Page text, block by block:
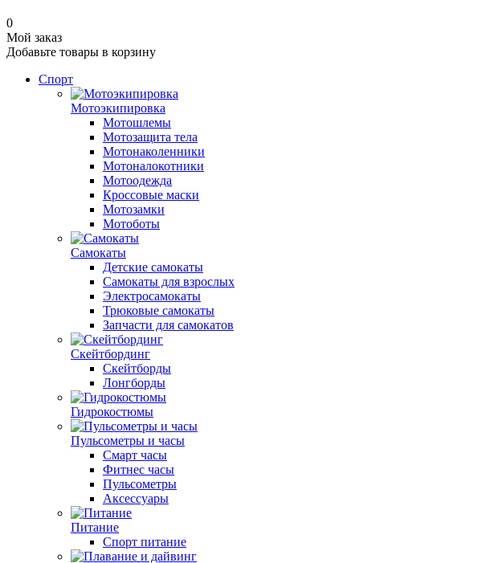
0
Мой заказ
Добавьте товары в корзину
Спорт
Мотоэкипировка
Мотошлемы
Мотозащита тела
Мотонаколенники
Мотоналокотники
Мотоодежда
Кроссовые маски
Мотозамки
Мотоботы
Самокаты
Детские самокаты
Самокаты для взрослых
Электросамокаты
Трюковые самокаты
Запчасти для самокатов
Скейтбординг
Скейтборды
Лонгборды
Гидрокостюмы
Пульсометры и часы
Смарт часы
Фитнес часы
Пульсометры
Аксессуары
Питание
Спорт питание